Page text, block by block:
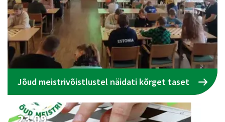
Jõud meistrivõistlustel näidati kõrget taset
23.09